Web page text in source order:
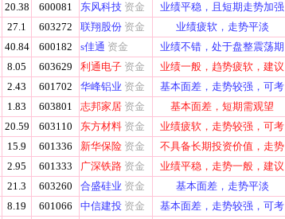
20.38 600081 东风科技 资金 业绩平稳，且短期走势加强
27.1 603272 联翔股份 资金 业绩疲软，走势平淡
40.84 600182 s佳通 资金 业绩不错，处于盘整震荡期
8.05 603629 利通电子 资金 业绩一般，趋势疲软，建议
2.43 601702 华峰铝业 资金 基本面差，走势较强，可考
1.83 603801 志邦家居 资金 基本面差，短期需观望
20.59 603110 东方材料 资金 业绩疲软，走势较强，可考
15.9 601336 新华保险 资金 不具备长期投资价值，走势
2.95 601333 广深铁路 资金 业绩平稳，走势一般，建议
21.3 603260 合盛硅业 资金 基本面差，走势平淡
8.19 601066 中信建投 资金 基本面差，走势较强，可考